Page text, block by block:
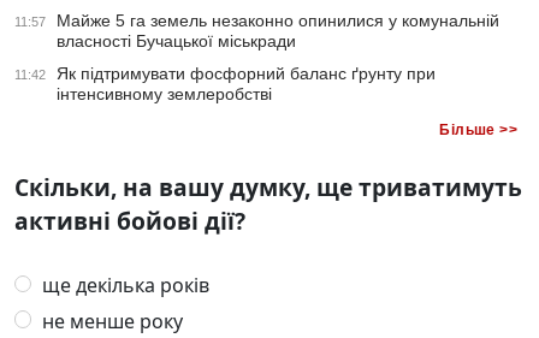
11:57
Майже 5 га земель незаконно опинилися у комунальній
власності Бучацької міськради
11:42
Як підтримувати фосфорний баланс ґрунту при
інтенсивному землеробстві
Більше >>
Скільки, на вашу думку, ще триватимуть
активні бойові дії?
ще декілька років
не менше року